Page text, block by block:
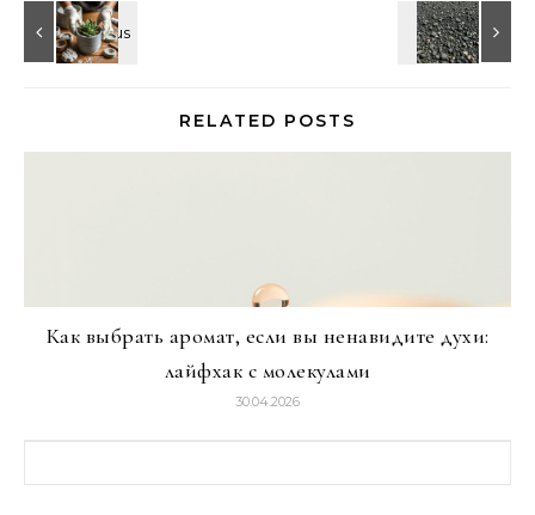
RELATED POSTS
Как выбрать аромат, если вы ненавидите духи:
лайфхак с молекулами
30.04.2026